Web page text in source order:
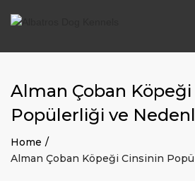
Alman Çoban Köpeği
Popülerliği ve
Home
Alman Çoban Köpeği Cinsinin